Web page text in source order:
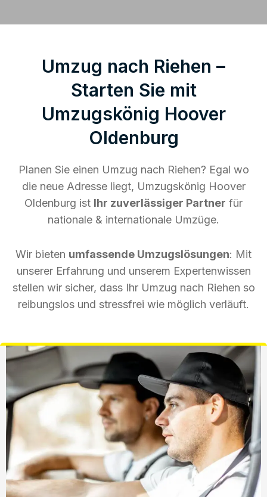
Umzug nach Riehen –
Starten Sie mit
Umzugskönig Hoover
Oldenburg
Planen Sie einen Umzug nach Riehen? Egal wo
die neue Adresse liegt, Umzugskönig Hoover
Oldenburg ist Ihr zuverlässiger Partner für
nationale & internationale Umzüge.
Wir bieten umfassende Umzugslösungen: Mit
unserer Erfahrung und unserem Expertenwissen
stellen wir sicher, dass Ihr Umzug nach Riehen so
reibungslos und stressfrei wie möglich verläuft.